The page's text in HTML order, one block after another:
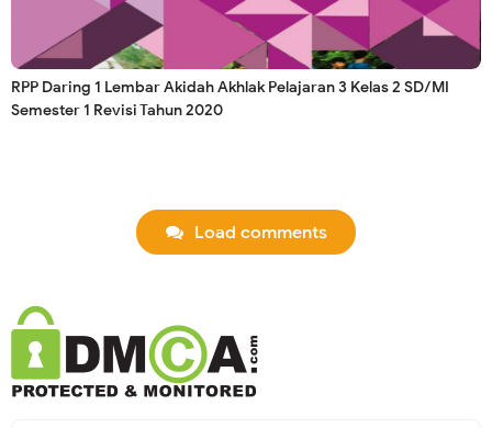
RPP Daring 1 Lembar Akidah Akhlak Pelajaran 3 Kelas 2 SD/MI
Semester 1 Revisi Tahun 2020
Load comments